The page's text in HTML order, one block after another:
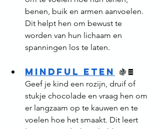
benen, buik en armen aanvoelen.
Dit helpt hen om bewust te
worden van hun lichaam en
spanningen los te laten.
Mindful eten 🍇🍫
Geef je kind een rozijn, druif of
stukje chocolade en vraag hen om
er langzaam op te kauwen en te
voelen hoe het smaakt. Dit leert